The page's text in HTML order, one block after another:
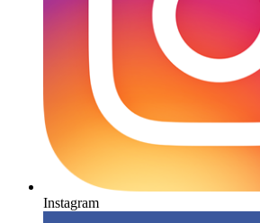
Instagram